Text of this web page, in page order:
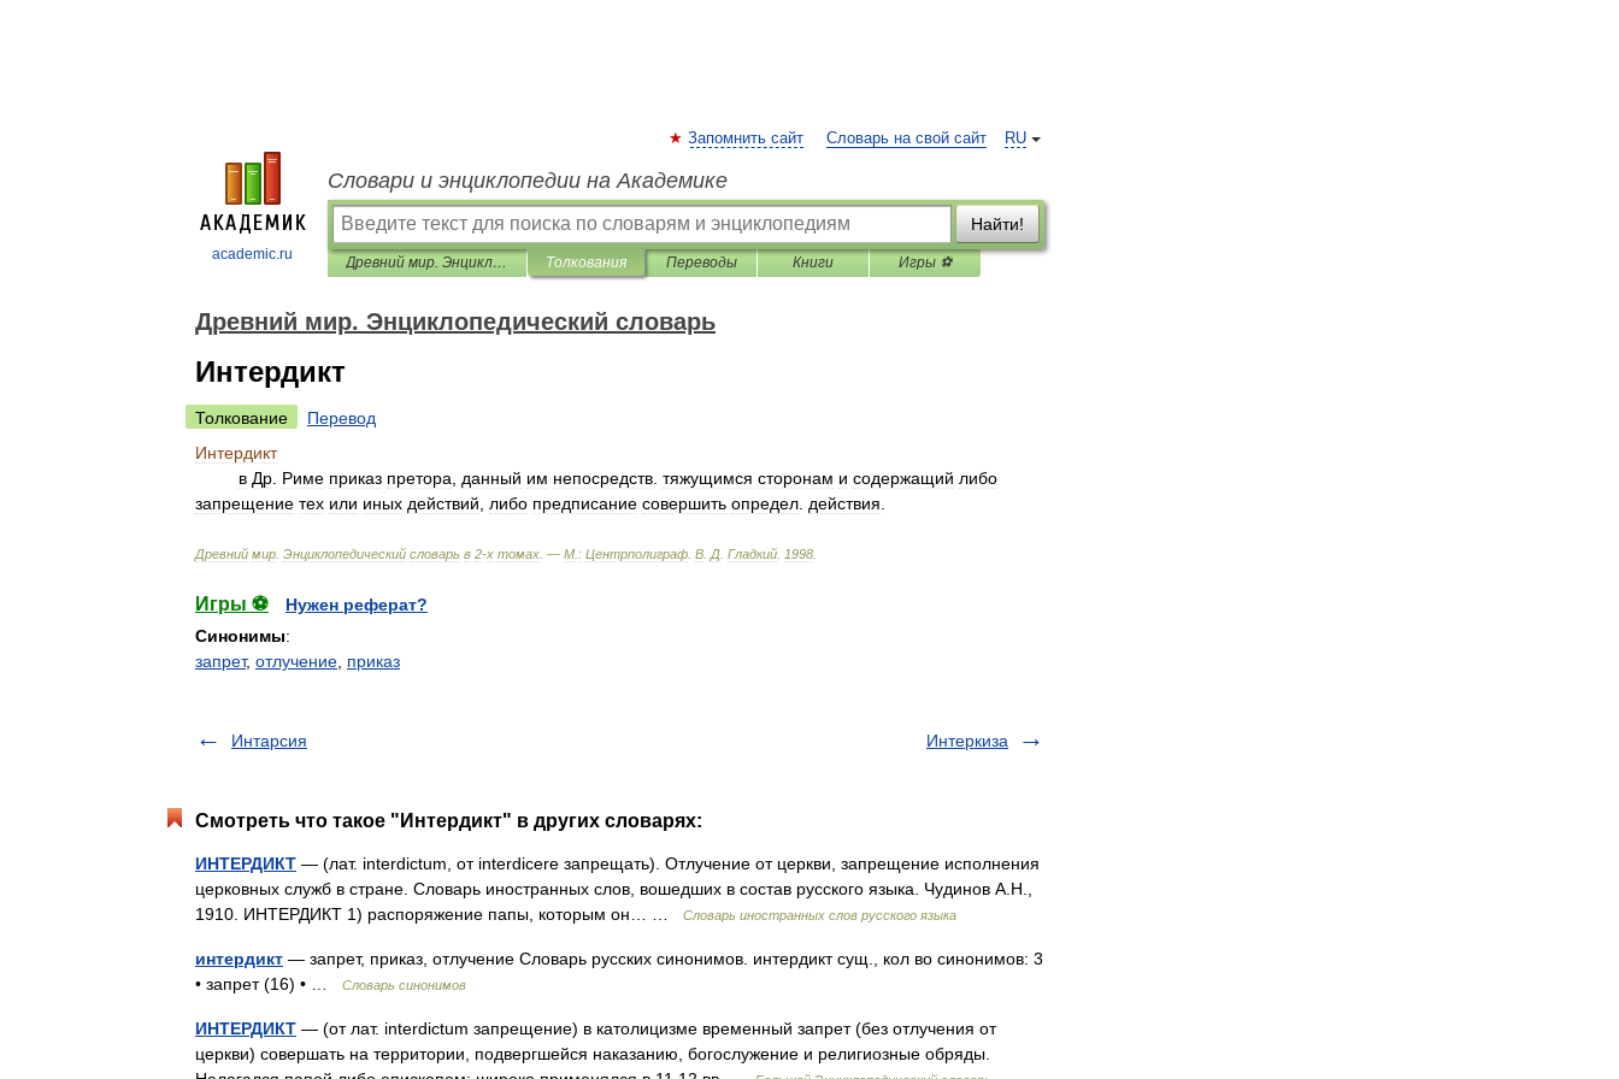
academic.ru
RU
Запомнить сайт Словарь на свой сайт
Словари и энциклопедии на Академике
Найти!
Древний мир. Энциклопедический словарь Толкования Переводы Книги Игры ⚽
Древний мир. Энциклопедический словарь
Интердикт
Толкование
Перевод
Интердикт
в Др Риме приказ претора данный им непосредств тяжущимся сторонам и содержащий либо
запрещение тех или иных действий либо предписание совершить определ действия
Древний мир Энциклопедический словарь в 2-х томах . — М : Центрполиграф В Д Гладкий 1998
Игры ⚽
Нужен реферат?
Синонимы:
запрет, отлучение приказ
Интарсия Интеркиза
Смотреть что такое "Интердикт" в других словарях:
ИНТЕРДИКТ — (лат. interdictum, от interdicere запрещать). Отлучение от церкви, запрещение исполнения
церковных служб в стране. Словарь иностранных слов, вошедших в состав русского языка. Чудинов А.Н.,
1910. ИНТЕРДИКТ 1) распоряжение папы, которым он… …
Словарь иностранных слов русского языка
интердикт — запрет, приказ, отлучение Словарь русских синонимов. интердикт сущ., кол во синонимов: 3
• запрет (16) • …
Словарь синонимов
ИНТЕРДИКТ — (от лат. interdictum запрещение) в католицизме временный запрет (без отлучения от
церкви) совершать на территории, подвергшейся наказанию, богослужение и религиозные обряды.